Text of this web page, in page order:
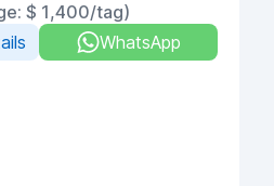
$ 1,400/tag)
WhatsApp